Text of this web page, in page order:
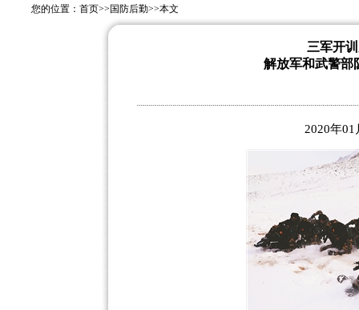
您的位置： 首页>> 国防后勤>>本文
三军开
解放军和武警部
2020年